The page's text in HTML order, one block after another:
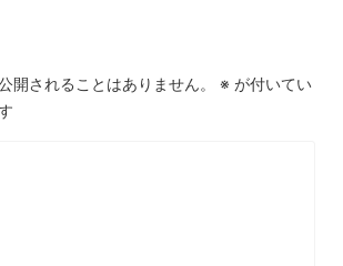
開されることはありません。 ※ が付いてい